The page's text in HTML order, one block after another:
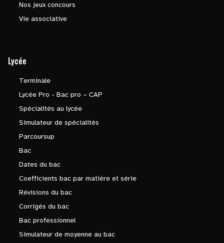
Nos jeux concours
Vie associative
Lycée
Terminale
Lycée Pro - Bac pro – CAP
Spécialités au lycée
Simulateur de spécialités
Parcoursup
Bac
Dates du bac
Coefficients bac par matière et série
Révisions du bac
Corrigés du bac
Bac professionnel
Simulateur de moyenne au bac